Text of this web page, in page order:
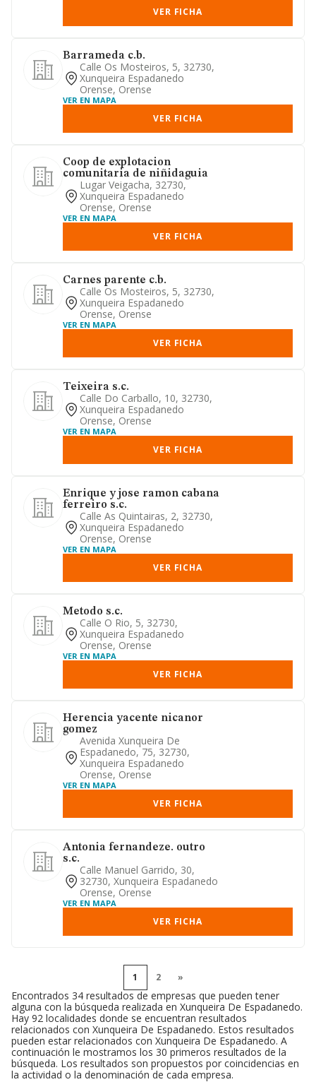
VER FICHA
Barrameda c.b.
Calle Os Mosteiros, 5, 32730,
Xunqueira Espadanedo
Orense, Orense
VER EN MAPA
VER FICHA
Coop de explotacion
comunitaria de niñidaguia
Lugar Veigacha, 32730,
Xunqueira Espadanedo
Orense, Orense
VER EN MAPA
VER FICHA
Carnes parente c.b.
Calle Os Mosteiros, 5, 32730,
Xunqueira Espadanedo
Orense, Orense
VER EN MAPA
VER FICHA
Teixeira s.c.
Calle Do Carballo, 10, 32730,
Xunqueira Espadanedo
Orense, Orense
VER EN MAPA
VER FICHA
Enrique y jose ramon cabana
ferreiro s.c.
Calle As Quintairas, 2, 32730,
Xunqueira Espadanedo
Orense, Orense
VER EN MAPA
VER FICHA
Metodo s.c.
Calle O Rio, 5, 32730,
Xunqueira Espadanedo
Orense, Orense
VER EN MAPA
VER FICHA
Herencia yacente nicanor
gomez
Avenida Xunqueira De
Espadanedo, 75, 32730,
Xunqueira Espadanedo
Orense, Orense
VER EN MAPA
VER FICHA
Antonia fernandeze. outro
s.c.
Calle Manuel Garrido, 30,
32730, Xunqueira Espadanedo
Orense, Orense
VER EN MAPA
VER FICHA
1 2 »
Encontrados 34 resultados de empresas que pueden tener
alguna con la búsqueda realizada en Xunqueira De Espadanedo.
Hay 92 localidades donde se encuentran resultados
relacionados con Xunqueira De Espadanedo. Estos resultados
pueden estar relacionados con Xunqueira De Espadanedo. A
continuación le mostramos los 30 primeros resultados de la
búsqueda. Los resultados son propuestos por coincidencias en
la actividad o la denominación de cada empresa.